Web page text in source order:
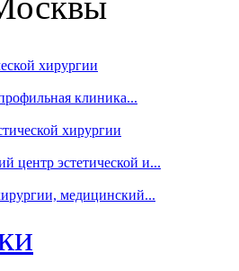
хирургии
клиника...
хирургии
центр эстетической и...
медицинский...